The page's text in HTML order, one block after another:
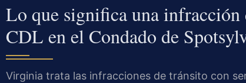
Lo que significa una
CDL en el Condado de
Virginia trata las infracciones de tránsito con